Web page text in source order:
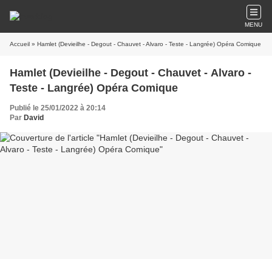
MENU
Accueil » Hamlet (Devieilhe - Degout - Chauvet - Alvaro - Teste - Langrée) Opéra Comique
Hamlet (Devieilhe - Degout - Chauvet - Alvaro -
Teste - Langrée) Opéra Comique
Publié le 25/01/2022 à 20:14
Par David